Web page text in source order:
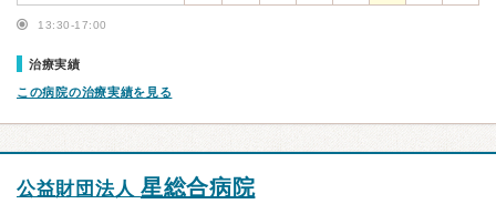
13:30-17:00
治療実績
この病院の治療実績を見る
公益財団法人 星総合病院